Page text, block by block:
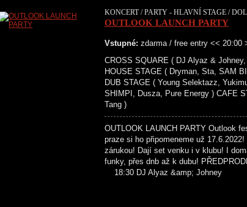
KONCERT / PARTY - HLAVNÍ STAGE /
OUTLOOK LAUNCH PARTY
Vstupné: zdarma / free entry << 20:00
CROSS SQUARE ( DJ Alyaz &
HOUSE STAGE ( Dryman, Sta, SAM
DUB STAGE ( Young Selektazz,
SHIMPI, Dusza, Pure Energy ) CAFE
Tang )
OUTLOOK LAUNCH PARTY Outlook
praze si ho připomeneme už
zárukou! Dají set venku i v klubu! I
funky, přes dnb až k dubu!
18:30 DJ Alyaz &amp;